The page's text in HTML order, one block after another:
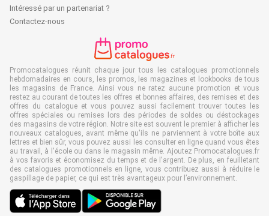
Intéressé par un partenariat ?
Contactez-nous
Promocatalogues réunit chaque jour tous les catalogues promotionnels
hebdomadaires en cours, les promos, les magazines et lookbooks de tous
les magasins de France. Ainsi vous ne ratez aucune promotion et vous
restez au courant de toutes les offres et bonnes affaires, des remises et des
offres du catalogue et vous pouvez aussi facilement trouver toutes les
offres spéciales ou remises lors des périodes de soldes ou déstockages
des magasins de votre région. Notre site est souvent le premier à afficher les
nouveaux catalogues, avant même qu'ils ne parviennent à votre boîte aux
lettres et bien sûr, vous pouvez aussi les consulter en ligne quand vous êtes
au travail, à l'école ou dans le magasin même. Ajoutez Promocatalogues.fr
à vos favoris et économisez du temps et de l'argent. De plus, en feuilletant
des catalogues promotionnels en ligne, vous contribuez aussi à réduire le
gaspillage de papier, ce qui est très avantageux pour l’environnement.